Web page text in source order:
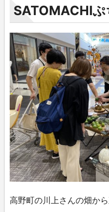
SATOMACHIぷ
高野町の川上さんの畑か